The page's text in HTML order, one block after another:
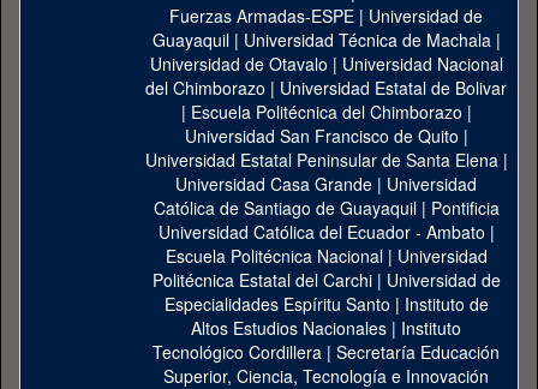
Fuerzas Armadas-ESPE | Universidad de
Guayaquil| Universidad Técnica de Machala|
Universidad de Otavalo | Universidad Nacional
del Chimborazo | Universidad Estatal de Bolivar
| Escuela Politécnica del Chimborazo |
Universidad San Francisco de Quito |
Universidad Estatal Peninsular de Santa Elena|
Universidad Casa Grande | Universidad
Católica de Santiago de Guayaquil| Pontificia
Universidad Católica del Ecuador - Ambato |
Escuela Politécnica Nacional| Universidad
Politécnica Estatal del Carchi| Universidad de
Especialidades Espíritu Santo | Instituto de
Altos Estudios Nacionales | Instituto
Tecnológico Cordillera | Secretaría Educación
Superior, Ciencia, Tecnología e Innovación